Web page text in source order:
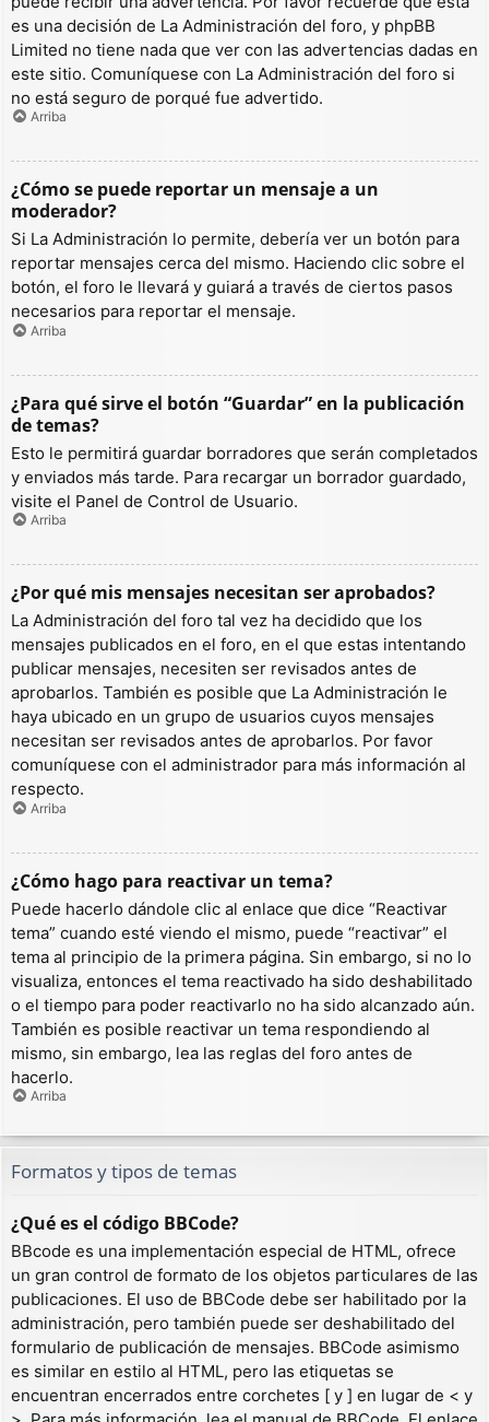
es una decisión de La Administración del foro, y phpBB
Limited no tiene nada que ver con las advertencias dadas en
este sitio. Comuníquese con La Administración del foro si
no está seguro de porqué fue advertido.
Arriba
¿Cómo se puede reportar un mensaje a un
moderador?
Si La Administración lo permite, debería ver un botón para
reportar mensajes cerca del mismo. Haciendo clic sobre el
botón, el foro le llevará y guiará a través de ciertos pasos
necesarios para reportar el mensaje.
Arriba
¿Para qué sirve el botón “Guardar” en la publicación
de temas?
Esto le permitirá guardar borradores que serán completados
y enviados más tarde. Para recargar un borrador guardado,
visite el Panel de Control de Usuario.
Arriba
¿Por qué mis mensajes necesitan ser aprobados?
La Administración del foro tal vez ha decidido que los
mensajes publicados en el foro, en el que estas intentando
publicar mensajes, necesiten ser revisados antes de
aprobarlos. También es posible que La Administración le
haya ubicado en un grupo de usuarios cuyos mensajes
necesitan ser revisados antes de aprobarlos. Por favor
comuníquese con el administrador para más información al
respecto.
Arriba
¿Cómo hago para reactivar un tema?
Puede hacerlo dándole clic al enlace que dice “Reactivar
tema” cuando esté viendo el mismo, puede “reactivar” el
tema al principio de la primera página. Sin embargo, si no lo
visualiza, entonces el tema reactivado ha sido deshabilitado
o el tiempo para poder reactivarlo no ha sido alcanzado aún.
También es posible reactivar un tema respondiendo al
mismo, sin embargo, lea las reglas del foro antes de
hacerlo.
Arriba
Formatos y tipos de temas
¿Qué es el código BBCode?
BBcode es una implementación especial de HTML, ofrece
un gran control de formato de los objetos particulares de las
publicaciones. El uso de BBCode debe ser habilitado por la
administración, pero también puede ser deshabilitado del
formulario de publicación de mensajes. BBCode asimismo
es similar en estilo al HTML, pero las etiquetas se
encuentran encerrados entre corchetes [ y ] en lugar de < y